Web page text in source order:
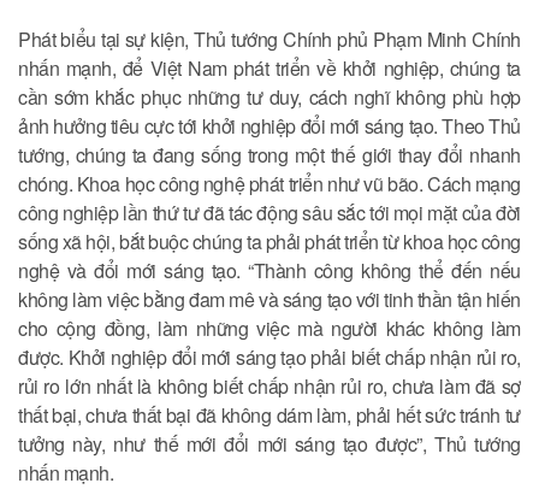
Phát biểu tại sự kiện, Thủ tướng Chính phủ Phạm Minh Chính
nhấn mạnh, để Việt Nam phát triển về khởi nghiệp, chúng ta
cần sớm khắc phục những tư duy, cách nghĩ không phù hợp
ảnh hưởng tiêu cực tới khởi nghiệp đổi mới sáng tạo. Theo Thủ
tướng, chúng ta đang sống trong một thế giới thay đổi nhanh
chóng. Khoa học công nghệ phát triển như vũ bão. Cách mạng
công nghiệp lần thứ tư đã tác động sâu sắc tới mọi mặt của đời
sống xã hội, bắt buộc chúng ta phải phát triển từ khoa học công
nghệ và đổi mới sáng tạo. “Thành công không thể đến nếu
không làm việc bằng đam mê và sáng tạo với tinh thần tận hiến
cho cộng đồng, làm những việc mà người khác không làm
được. Khởi nghiệp đổi mới sáng tạo phải biết chấp nhận rủi ro,
rủi ro lớn nhất là không biết chấp nhận rủi ro, chưa làm đã sợ
thất bại, chưa thất bại đã không dám làm, phải hết sức tránh tư
tưởng này, như thế mới đổi mới sáng tạo được”, Thủ tướng
nhấn mạnh.